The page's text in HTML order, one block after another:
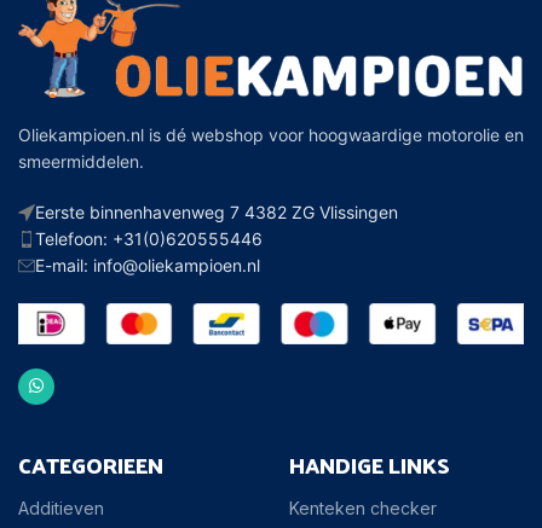
Oliekampioen.nl is dé webshop voor hoogwaardige motorolie en
smeermiddelen.
Eerste binnenhavenweg 7 4382 ZG Vlissingen
Telefoon: +31(0)620555446
E-mail: info@oliekampioen.nl
CATEGORIEEN
Additieven
HANDIGE LINKS
Kenteken checker